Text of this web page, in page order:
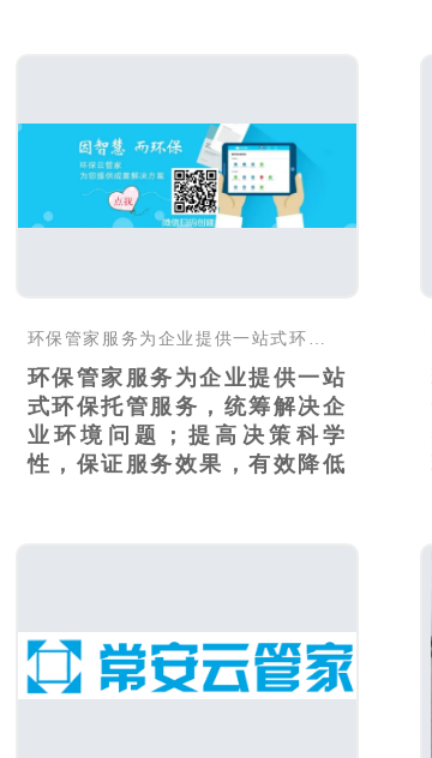
环保管家服务为企业提供一站
式环保托管服务，统筹解决企
业环境问题；提高决策科学
性，保证服务效果，有效降低